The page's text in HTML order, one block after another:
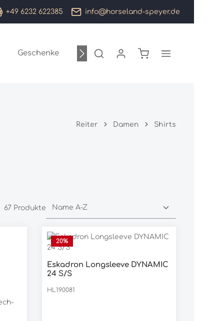
+49 6232 622385 info@horseland-speyer.de
Geschenke Sale % MarkenWarenkorb enthält
Reiter Damen Shirts
67 Produkte
20%
Eskadron Longsleeve DYNAMIC
24 S/S
HL190081